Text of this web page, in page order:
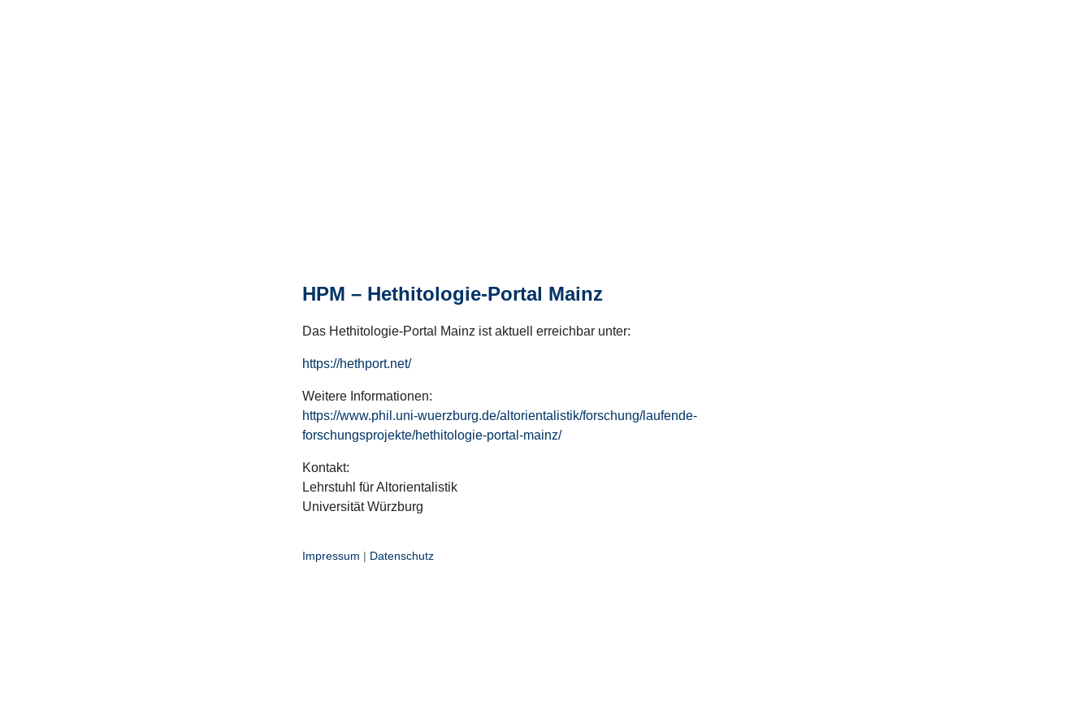
HPM – Hethitologie-Portal Mainz
Das Hethitologie-Portal Mainz ist aktuell erreichbar unter:
https://hethport.net/
Weitere Informationen:
https://www.phil.uni-wuerzburg.de/altorientalistik/forschung/laufende-
forschungsprojekte/hethitologie-portal-mainz/
Kontakt:
Lehrstuhl für Altorientalistik
Universität Würzburg
Impressum | Datenschutz